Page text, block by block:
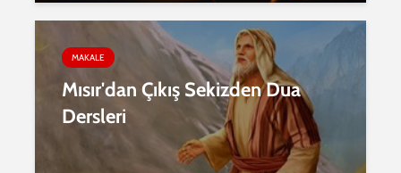
MAKALE
Mısır'dan Çıkış Sekizden Dua
Dersleri